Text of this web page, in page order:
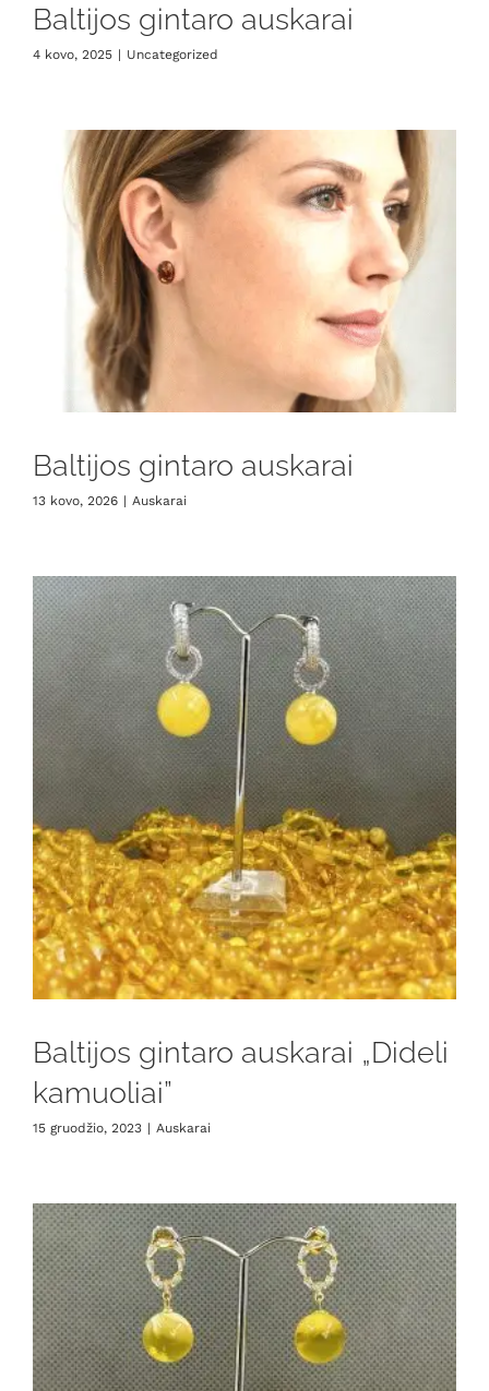
Baltijos gintaro auskarai
4 kovo, 2025 | Uncategorized
Baltijos gintaro auskarai
13 kovo, 2026 | Auskarai
Baltijos gintaro auskarai „Dideli
kamuoliai”
15 gruodžio, 2023 | Auskarai